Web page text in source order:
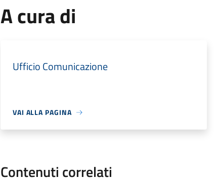
A cura di
Ufficio Comunicazione
VAI ALLA PAGINA
Contenuti correlati